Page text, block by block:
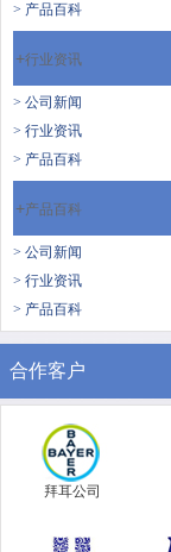
> 产品百科
+行业资讯
> 公司新闻
> 行业资讯
> 产品百科
+产品百科
> 公司新闻
> 行业资讯
> 产品百科
合作客户
拜耳公司